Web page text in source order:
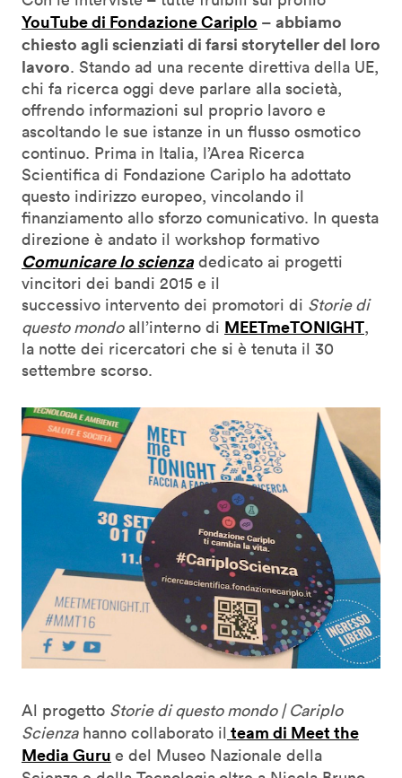
YouTube di Fondazione Cariplo – abbiamo
chiesto agli scienziati di farsi storyteller del loro
lavoro. Stando ad una recente direttiva della UE,
chi fa ricerca oggi deve parlare alla società,
offrendo informazioni sul proprio lavoro e
ascoltando le sue istanze in un flusso osmotico
continuo. Prima in Italia, l’Area Ricerca
Scientifica di Fondazione Cariplo ha adottato
questo indirizzo europeo, vincolando il
finanziamento allo sforzo comunicativo. In questa
direzione è andato il workshop formativo
Comunicare lo scienza dedicato ai progetti
vincitori dei bandi 2015 e il
successivo intervento dei promotori di Storie di
questo mondoall’interno di MEETmeTONIGHT,
la notte dei ricercatori che si è tenuta il 30
settembre scorso.
Al progetto Storie di questo mondo | Cariplo
Scienzahanno collaborato il team di Meet the
Media Guru e del Museo Nazionale della